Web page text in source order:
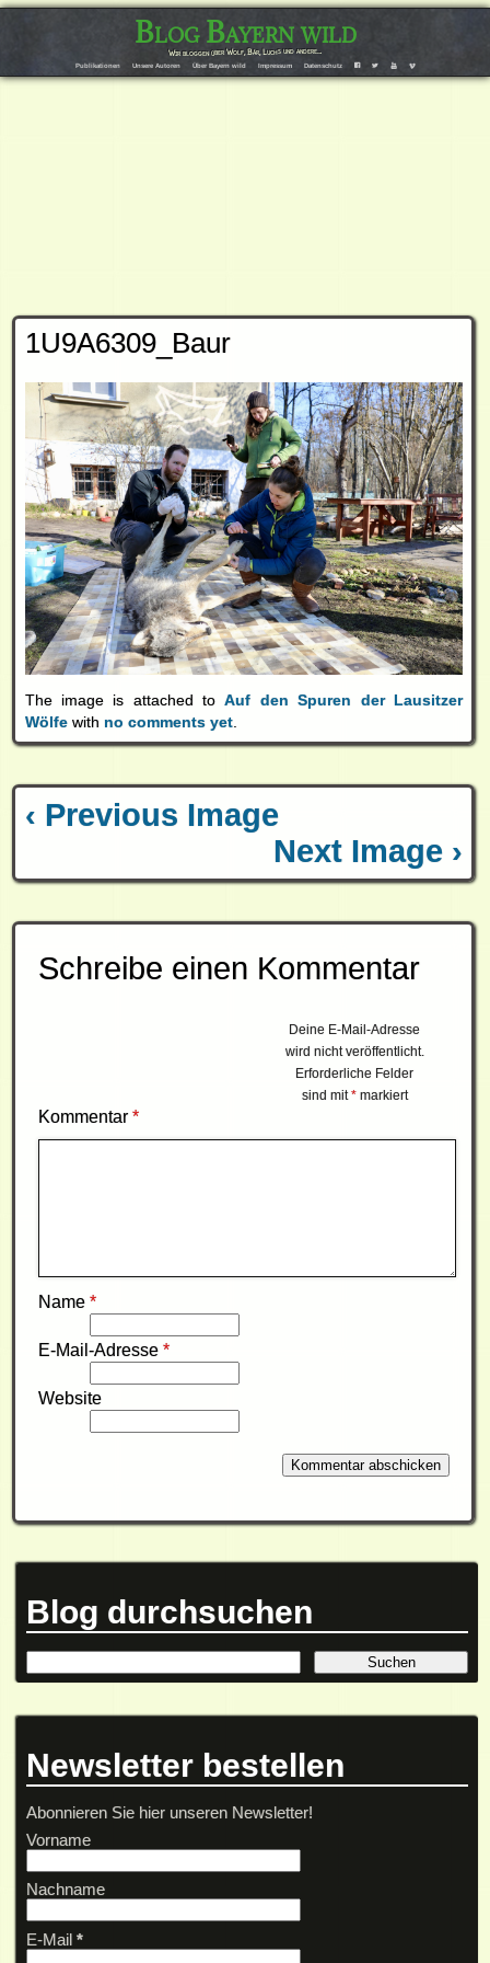
Blog Bayern wild
Wir bloggen über Wolf, Bär, Luchs und andere…
Publikationen Unsere Autoren Über Bayern wild Impressum Datenschutz F T Y V
1U9A6309_Baur
The image is attached toAuf den Spuren der Lausitzer
Wölfewith no comments yet.
‹ Previous Image
Next Image ›
Schreibe einen Kommentar
Deine E-Mail-Adresse
wird nicht veröffentlicht.
Erforderliche Felder
sind mit*markiert
Kommentar*
Name *
E-Mail-Adresse *
Website
Blog durchsuchen
Newsletter bestellen
Abonnieren Sie hier unseren Newsletter!
Vorname
Nachname
E-Mail *